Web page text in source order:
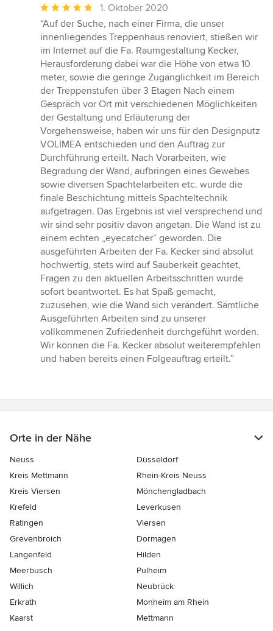
Durchschnittliche
Bewertung:
5
von
5
Sternen
1. Oktober 2020
“Auf der Suche, nach einer Firma, die unser
innenliegendes Treppenhaus renoviert, stießen wir
im Internet auf die Fa. Raumgestaltung Kecker,
Herausforderung dabei war die Höhe von etwa 10
meter, sowie die geringe Zugänglichkeit im Bereich
der Treppenstufen über 3 Etagen Nach einem
Gespräch vor Ort mit verschiedenen Möglichkeiten
der Gestaltung und Erläuterung der
Vorgehensweise, haben wir uns für den Designputz
VOLIMEA entschieden und den Auftrag zur
Durchführung erteilt. Nach Vorarbeiten, wie
Begradung der Wand, aufbringen eines Gewebes
sowie diversen Spachtelarbeiten etc. wurde die
finale Beschichtung mittels Spachteltechnik
aufgetragen. Das Ergebnis ist viel versprechend und
wir sind sehr positiv davon angetan. Die Wand ist zu
einem echten „eyecatcher“ geworden. Die
ausgeführten Arbeiten der Fa. Kecker sind absolut
hochwertig, stets wird auf Sauberkeit geachtet,
Fragen zu den aktuellen Arbeitsschritten wurde
sofort beantwortet. Es hat Spaß gemacht,
zuzusehen, wie die Wand sich verändert. Sämtliche
Ausgeführten Arbeiten sind zu unserer
vollkommenen Zufriedenheit durchgeführt worden.
Wir können die Fa. Kecker absolut weiterempfehlen
und haben bereits einen Folgeauftrag erteilt.”
Orte in der Nähe
Neuss
Düsseldorf
Kreis Mettmann
Rhein-Kreis Neuss
Kreis Viersen
Mönchengladbach
Krefeld
Leverkusen
Ratingen
Viersen
Grevenbroich
Dormagen
Langenfeld
Hilden
Meerbusch
Pulheim
Willich
Neubrück
Erkrath
Monheim am Rhein
Kaarst
Mettmann